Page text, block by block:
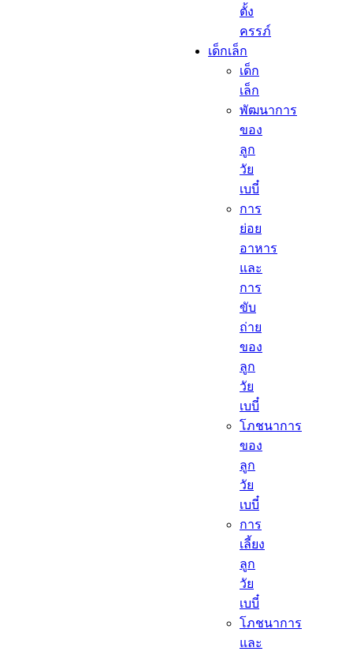
ตั้ง
ครรภ์
เด็กเล็ก​
เด็ก
เล็ก​
พัฒนาการ
ของ
ลูก
วัย
เบบี๋
การ
ย่อย
อาหาร
และ
การ
ขับ
ถ่าย
ของ
ลูก
วัย
เบบี๋
โภชนาการ
ของ
ลูก
วัย
เบบี๋
การ
เลี้ยง
ลูก
วัย
เบบี๋
โภชนาการ
และ